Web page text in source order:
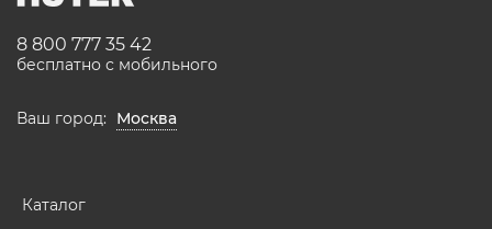
8 800 777 35 42
бесплатно с мобильного
Ваш город: Москва
Каталог